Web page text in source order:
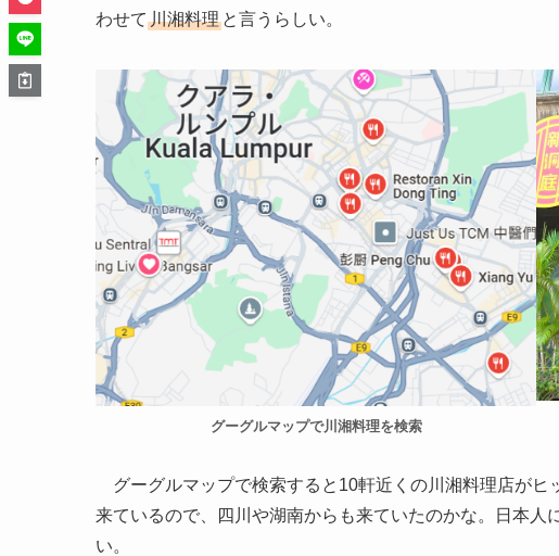
わせて 川湘料理 と言うらしい。
グーグルマップで川湘料理を検索
グーグルマップで検索すると10軒近くの川湘料理店がヒ
来ているので、四川や湖南からも来ていたのかな。日本人
い。